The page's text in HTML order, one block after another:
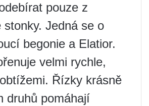
pouze z
stonky. Jedná se o
begonie a Elatior.
velmi rychle,
Řízky krásně
druhů pomáhají